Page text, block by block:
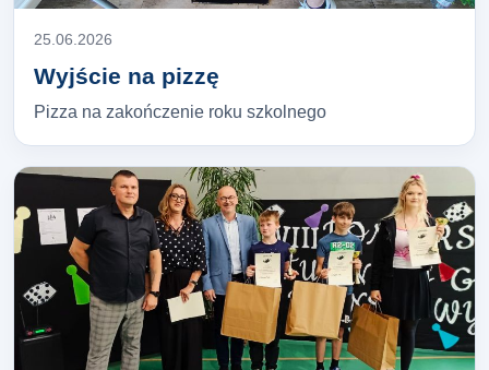
25.06.2026
Wyjście na pizzę
Pizza na zakończenie roku szkolnego